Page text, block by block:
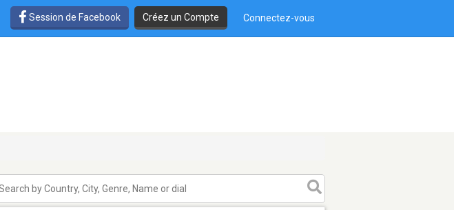
Session de Facebook Créez un Compte Connectez-vous